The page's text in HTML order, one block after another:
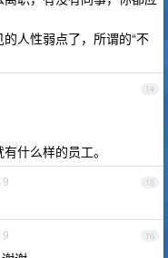
人性弱点了，所谓的“不
14
什么样的员工。
15
16